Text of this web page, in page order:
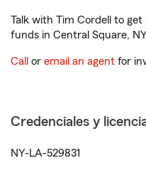
Talk with Tim Cordell to
funds in Central Square,
Call or email an agent for
Credenciales y
NY-LA-529831